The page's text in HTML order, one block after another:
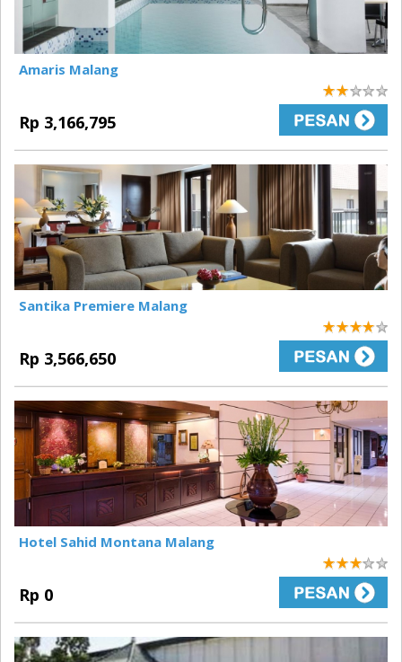
Amaris Malang
Rp 3,166,795
2
Santika Premiere Malang
Rp 3,566,650
4
Hotel Sahid Montana Malang
Rp 0
3